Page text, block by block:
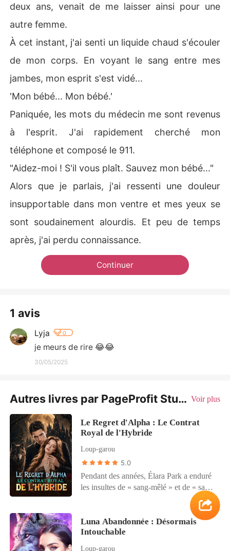
deux ans, venait de me laisser ainsi pour une
autre femme.
À cet instant, j'ai senti un liquide chaud s'écouler
de mon corps. En voyant le sang entre mes
jambes, mon esprit s'est vidé...
'Mon bébé... Mon bébé.'
Paniquée, les mots du médecin me sont revenus
à l'esprit. J'ai rapidement cherché mon
téléphone et composé le 911.
"Aidez-moi ! S'il vous plaît. Sauvez mon bébé..."
Alors que je parlais, j'ai ressenti une douleur
insupportable dans mon ventre et mes yeux se
sont soudainement alourdis. Et peu de temps
après, j'ai perdu connaissance.
Continuer
1 avis
Lyja 0
je meurs de rire 😂😂
30/05/2025
Autres livres par PageProfit Studio Voir plus
Le Regret d'Alpha : Le Contrat
Royal de l'Hybride
Loup-garou
5.0
Pendant des années, Élara Park a enduré
les insultes de « sang-mêlé » et de « sang
impur » lors des réunions de la meute.
Hybride, elle a fini par croire aux douces
promesses de Zack Blackwood. Puis il a
rejeté leur lien d'âmes sœurs, quelques
Luna Abandonnée : Désormais
Intouchable
Loup-garou